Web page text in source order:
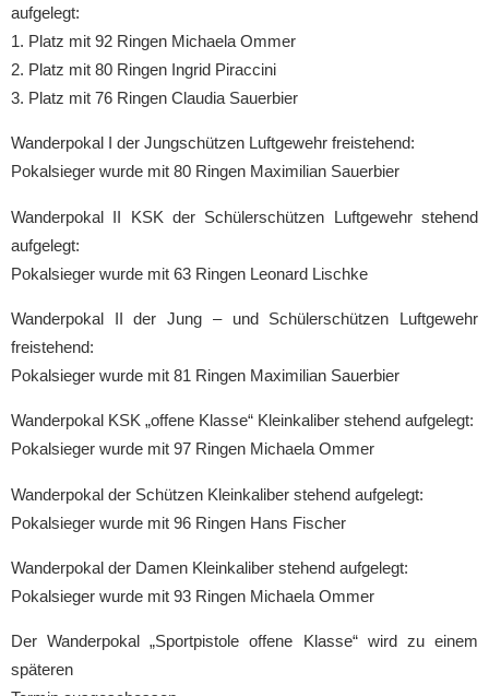
aufgelegt:
1. Platz mit 92 Ringen Michaela Ommer
2. Platz mit 80 Ringen Ingrid Piraccini
3. Platz mit 76 Ringen Claudia Sauerbier
Wanderpokal I der Jungschützen Luftgewehr freistehend:
Pokalsieger wurde mit 80 Ringen Maximilian Sauerbier
Wanderpokal II KSK der Schülerschützen Luftgewehr stehend
aufgelegt:
Pokalsieger wurde mit 63 Ringen Leonard Lischke
Wanderpokal II der Jung – und Schülerschützen Luftgewehr
freistehend:
Pokalsieger wurde mit 81 Ringen Maximilian Sauerbier
Wanderpokal KSK „offene Klasse“ Kleinkaliber stehend aufgelegt:
Pokalsieger wurde mit 97 Ringen Michaela Ommer
Wanderpokal der Schützen Kleinkaliber stehend aufgelegt:
Pokalsieger wurde mit 96 Ringen Hans Fischer
Wanderpokal der Damen Kleinkaliber stehend aufgelegt:
Pokalsieger wurde mit 93 Ringen Michaela Ommer
Der Wanderpokal „Sportpistole offene Klasse“ wird zu einem
späteren